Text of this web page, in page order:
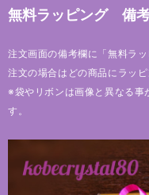
無料ラッピング 備
注文画面の備考欄に「無料ラ
注文の場合はどの商品にラッ
※袋やリボンは画像と異なる事
す。